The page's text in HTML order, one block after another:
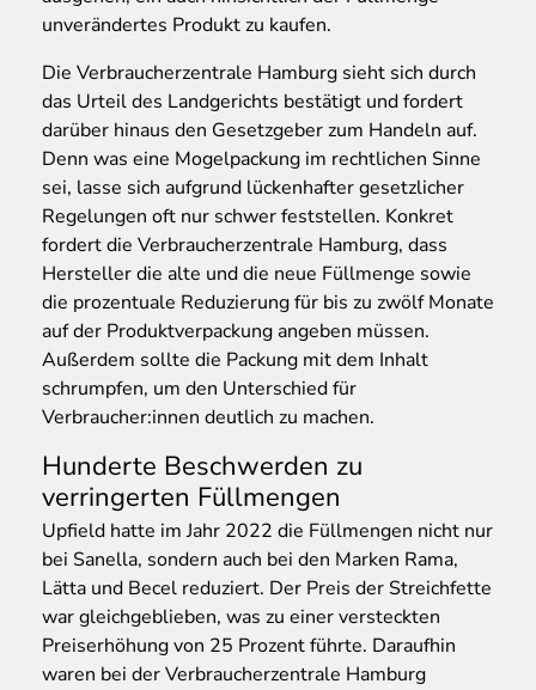
unverändertes Produkt zu kaufen.
Die Verbraucherzentrale Hamburg sieht sich durch
das Urteil des Landgerichts bestätigt und fordert
darüber hinaus den Gesetzgeber zum Handeln auf.
Denn was eine Mogelpackung im rechtlichen Sinne
sei, lasse sich aufgrund lückenhafter gesetzlicher
Regelungen oft nur schwer feststellen. Konkret
fordert die Verbraucherzentrale Hamburg, dass
Hersteller die alte und die neue Füllmenge sowie
die prozentuale Reduzierung für bis zu zwölf Monate
auf der Produktverpackung angeben müssen.
Außerdem sollte die Packung mit dem Inhalt
schrumpfen, um den Unterschied für
Verbraucher:innen deutlich zu machen.
Hunderte Beschwerden zu
verringerten Füllmengen
Upfield hatte im Jahr 2022 die Füllmengen nicht nur
bei Sanella, sondern auch bei den Marken Rama,
Lätta und Becel reduziert. Der Preis der Streichfette
war gleichgeblieben, was zu einer versteckten
Preiserhöhung von 25 Prozent führte. Daraufhin
waren bei der Verbraucherzentrale Hamburg